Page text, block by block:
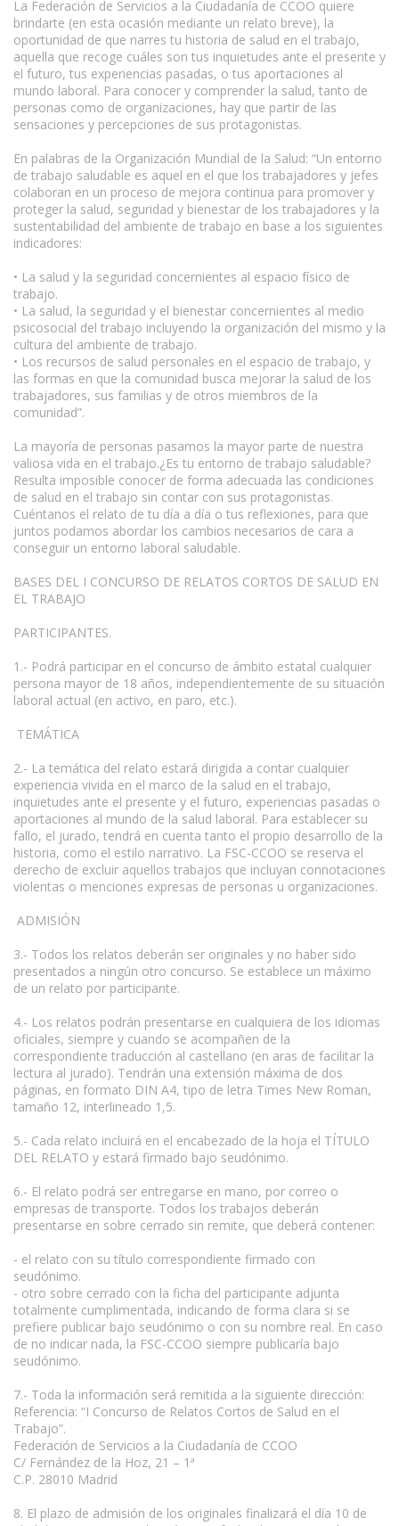
La Federación de Servicios a la Ciudadanía de CCOO quiere
brindarte (en esta ocasión mediante un relato breve), la
oportunidad de que narres tu historia de salud en el trabajo,
aquella que recoge cuáles son tus inquietudes ante el presente y
el futuro, tus experiencias pasadas, o tus aportaciones al
mundo laboral. Para conocer y comprender la salud, tanto de
personas como de organizaciones, hay que partir de las
sensaciones y percepciones de sus protagonistas.
En palabras de la Organización Mundial de la Salud: “Un entorno
de trabajo saludable es aquel en el que los trabajadores y jefes
colaboran en un proceso de mejora continua para promover y
proteger la salud, seguridad y bienestar de los trabajadores y la
sustentabilidad del ambiente de trabajo en base a los siguientes
indicadores:
• La salud y la seguridad concernientes al espacio físico de
trabajo.
• La salud, la seguridad y el bienestar concernientes al medio
psicosocial del trabajo incluyendo la organización del mismo y la
cultura del ambiente de trabajo.
• Los recursos de salud personales en el espacio de trabajo, y
las formas en que la comunidad busca mejorar la salud de los
trabajadores, sus familias y de otros miembros de la
comunidad”.
La mayoría de personas pasamos la mayor parte de nuestra
valiosa vida en el trabajo.¿Es tu entorno de trabajo saludable?
Resulta imposible conocer de forma adecuada las condiciones
de salud en el trabajo sin contar con sus protagonistas.
Cuéntanos el relato de tu día a día o tus reflexiones, para que
juntos podamos abordar los cambios necesarios de cara a
conseguir un entorno laboral saludable.
BASES DEL I CONCURSO DE RELATOS CORTOS DE SALUD EN
EL TRABAJO
PARTICIPANTES.
1.- Podrá participar en el concurso de ámbito estatal cualquier
persona mayor de 18 años, independientemente de su situación
laboral actual (en activo, en paro, etc.).
TEMÁTICA
2.- La temática del relato estará dirigida a contar cualquier
experiencia vivida en el marco de la salud en el trabajo,
inquietudes ante el presente y el futuro, experiencias pasadas o
aportaciones al mundo de la salud laboral. Para establecer su
fallo, el jurado, tendrá en cuenta tanto el propio desarrollo de la
historia, como el estilo narrativo. La FSC-CCOO se reserva el
derecho de excluir aquellos trabajos que incluyan connotaciones
violentas o menciones expresas de personas u organizaciones.
ADMISIÓN
3.- Todos los relatos deberán ser originales y no haber sido
presentados a ningún otro concurso. Se establece un máximo
de un relato por participante.
4.- Los relatos podrán presentarse en cualquiera de los idiomas
oficiales, siempre y cuando se acompañen de la
correspondiente traducción al castellano (en aras de facilitar la
lectura al jurado). Tendrán una extensión máxima de dos
páginas, en formato DIN A4, tipo de letra Times New Roman,
tamaño 12, interlineado 1,5.
5.- Cada relato incluirá en el encabezado de la hoja el TÍTULO
DEL RELATO y estará firmado bajo seudónimo.
6.- El relato podrá ser entregarse en mano, por correo o
empresas de transporte. Todos los trabajos deberán
presentarse en sobre cerrado sin remite, que deberá contener:
- el relato con su título correspondiente firmado con
seudónimo.
- otro sobre cerrado con la ficha del participante adjunta
totalmente cumplimentada, indicando de forma clara si se
prefiere publicar bajo seudónimo o con su nombre real. En caso
de no indicar nada, la FSC-CCOO siempre publicaría bajo
seudónimo.
7.- Toda la información será remitida a la siguiente dirección:
Referencia: “I Concurso de Relatos Cortos de Salud en el
Trabajo”.
Federación de Servicios a la Ciudadanía de CCOO
C/ Fernández de la Hoz, 21 – 1ª
C.P. 28010 Madrid
8. El plazo de admisión de los originales finalizará el día 10 de